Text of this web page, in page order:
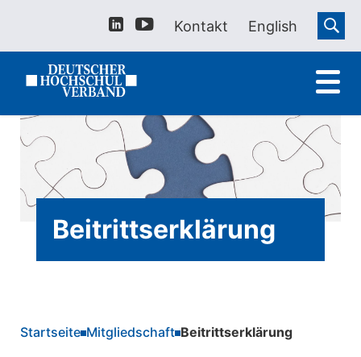
Kontakt English
Beitrittserklärung
Startseite Mitgliedschaft Beitrittserklärung